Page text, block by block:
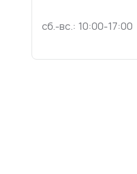
сб.-вс.: 10:00-17:00